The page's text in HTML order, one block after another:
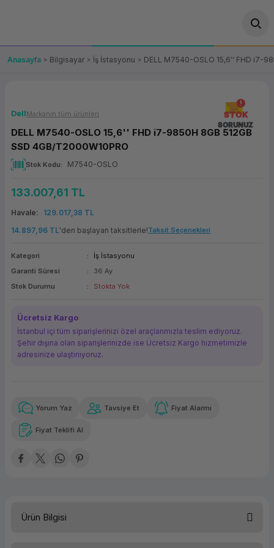
OT/VT Ürünleri
Fiş Yazıcı
Panel PC
(Firewall)
Bileşenleri
Makinesi
Makinesi
Çözümleri
Bağlantı
Yedekleme
Ürünler
Paketi
Anasayfa Bilgisayar İş İstasyonu DELL M7540-OSLO 15,6'' FHD i7-
STOK
SORUNUZ
DellMarkanın tüm ürünleri
DELL M7540-OSLO 15,6'' FHD i7-9850H 8GB 512GB
SSD 4GB/T2000W10PRO
Stok Kodu M7540-OSLO
133.007,61 TL
Havale
129.017,38 TL
14.897,96 TL'den başlayan taksitlerle!Taksit Seçenekleri
Kategori
İş İstasyonu
Garanti Süresi
36 Ay
Stok Durumu
Stokta Yok
Ücretsiz Kargo
İstanbul içi tüm siparişlerinizi özel araçlarımızla teslim ediyoruz.
Şehir dışına olan siparişlerinizde ise Ücretsiz Kargo hizmetimizle
adresinize ulaştırııyoruz.
Güvenilir Alışveriş
Kolay iade imkanı
14.897,96 TL
Yorum Yaz Tavsiye Et Fiyat Alarmı
Fiyat Teklifi Al
Ürün Bilgisi